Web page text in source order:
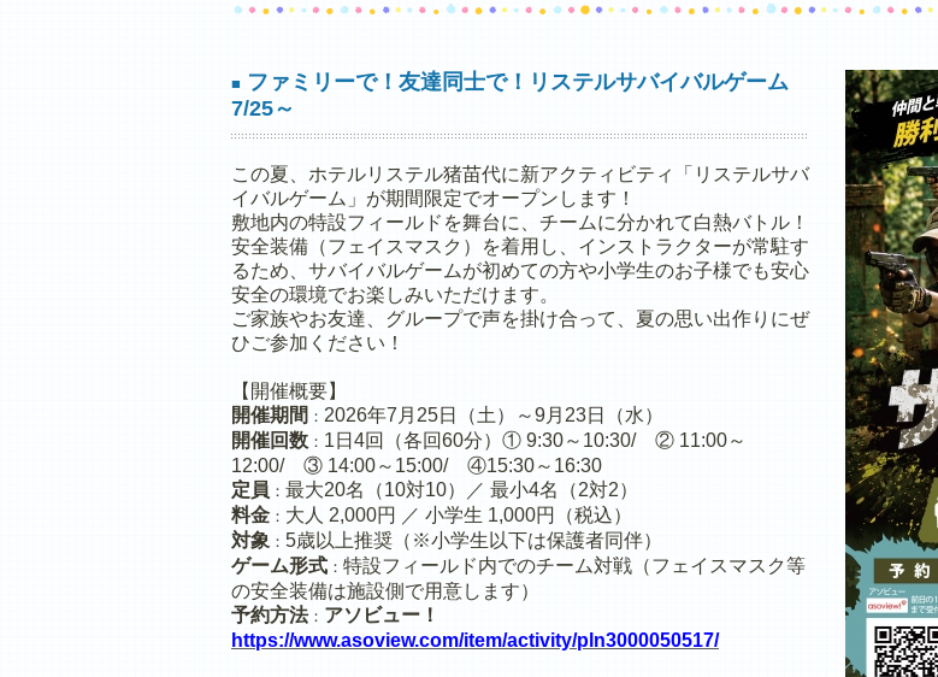
■ ファミリーで！友達同士で！リステルサバイバルゲーム
7/25～
この夏、ホテルリステル猪苗代に新アクティビティ「リステルサバ
イバルゲーム」が期間限定でオープンします！
敷地内の特設フィールドを舞台に、チームに分かれて白熱バトル！
安全装備（フェイスマスク）を着用し、インストラクターが常駐す
るため、サバイバルゲームが初めての方や小学生のお子様でも安心
安全の環境でお楽しみいただけます。
ご家族やお友達、グループで声を掛け合って、夏の思い出作りにぜ
ひご参加ください！
【開催概要】
開催期間 ： 2026年7月25日（土）～9月23日（水）
開催回数 ： 1日4回（各回60分）① 9:30～10:30/ ② 11:00～
12:00/ ③ 14:00～15:00/ ④15:30～16:30
定員 ： 最大20名（10対10）／ 最小4名（2対2）
料金 ： 大人 2,000円 ／ 小学生 1,000円（税込）
対象 ： 5歳以上推奨（※小学生以下は保護者同伴）
ゲーム形式 ： 特設フィールド内でのチーム対戦（フェイスマスク等
の安全装備は施設側で用意します）
予約方法： アソビュー！
https://www.asoview.com/item/activity/pln3000050517/